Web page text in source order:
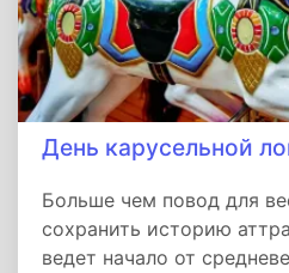
День карусельной
Больше чем повод для
сохранить историю
ведет начало от